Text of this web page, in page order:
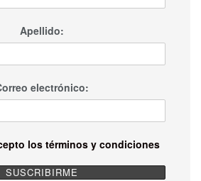
Apellido:
electrónico:
los términos y condiciones